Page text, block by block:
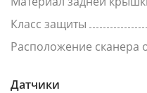
Класс защиты
Расположение сканера
Датчики